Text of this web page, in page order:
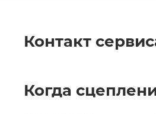
Контакт
Когда